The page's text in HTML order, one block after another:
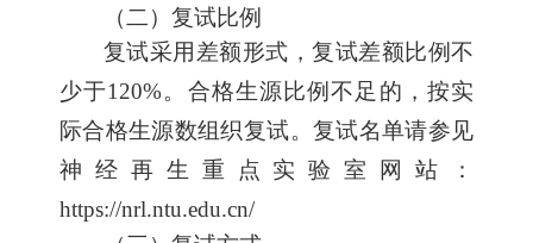
（二）复试比例
复试采用差额形式，复试差额比例不
少于120%。合格生源比例不足的，按实
际合格生源数组织复试。复试名单请参见
神经再生重点实验室网站：
https://nrl.ntu.edu.cn/